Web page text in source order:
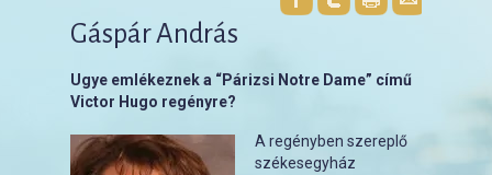
Gáspár András
Ugye emlékeznek a “Párizsi Notre Dame” című
Victor Hugo regényre?
A regényben szereplő
székesegyház